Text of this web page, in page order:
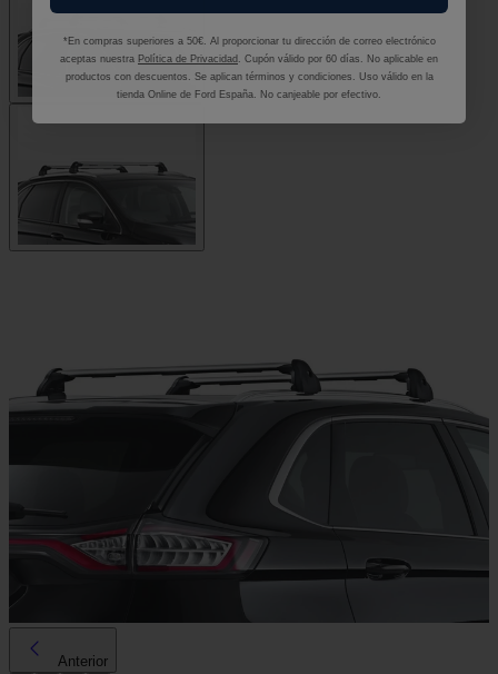
Anterior
*En compras superiores a 50€. Al proporcionar tu dirección de correo electrónico
aceptas nuestra Política de Privacidad . Cupón válido por 60 días. No aplicable en
productos con descuentos. Se aplican términos y condiciones. Uso válido en la
tienda Online de Ford España. No canjeable por efectivo.